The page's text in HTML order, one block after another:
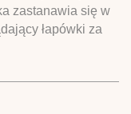
zastanawia się w
łapówki za